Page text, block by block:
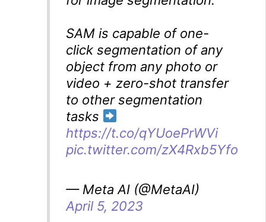
SAM is capable of one-
click segmentation of any
object from any photo or
video + zero-shot transfer
to other segmentation
tasks
https://t.co/qYUoePrWVi
pic.twitter.com/zX4Rxb5Yfo
— Meta AI (@MetaAI)
April 5, 2023